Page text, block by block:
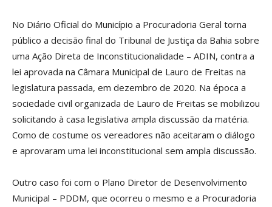
No Diário Oficial do Município a Procuradoria Geral torna
público a decisão final do Tribunal de Justiça da Bahia sobre
uma Ação Direta de Inconstitucionalidade – ADIN, contra a
lei aprovada na Câmara Municipal de Lauro de Freitas na
legislatura passada, em dezembro de 2020. Na época a
sociedade civil organizada de Lauro de Freitas se mobilizou
solicitando à casa legislativa ampla discussão da matéria.
Como de costume os vereadores não aceitaram o diálogo
e aprovaram uma lei inconstitucional sem ampla discussão.
Outro caso foi com o Plano Diretor de Desenvolvimento
Municipal – PDDM, que ocorreu o mesmo e a Procuradoria